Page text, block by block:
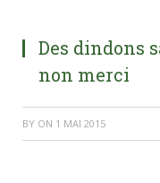
Des dindons
non merci
BY ON 1 MAI 2015